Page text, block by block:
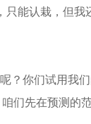
能认栽，但
你们试用我们
们先在预测的